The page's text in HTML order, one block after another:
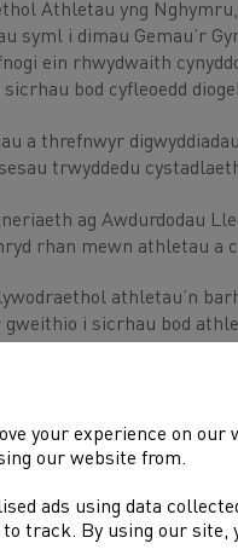
Athletau yng
syml i dimau Gemau’r
ein rhwydwaith
bod cyfleoedd
a threfnwyr
trwyddedu
ag Awdurdodau
rhan mewn athletau a
athletau’n
i sicrhau bod
DIDDOROL
hon a allai fod o
your experience on our
our website from.
ads using data
track. By using our site,